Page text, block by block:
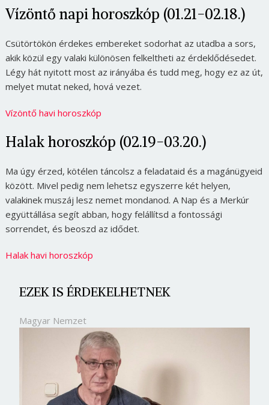
Vízöntő napi horoszkóp (01.21-02.18.)
Csütörtökön érdekes embereket sodorhat az utadba a sors,
akik közül egy valaki különösen felkeltheti az érdeklődésedet.
Légy hát nyitott most az irányába és tudd meg, hogy ez az út,
melyet mutat neked, hová vezet.
Vízöntő havi horoszkóp
Halak horoszkóp (02.19-03.20.)
Ma úgy érzed, kötélen táncolsz a feladataid és a magánügyeid
között. Mivel pedig nem lehetsz egyszerre két helyen,
valakinek muszáj lesz nemet mondanod. A Nap és a Merkúr
együttállása segít abban, hogy felállítsd a fontossági
sorrendet, és beoszd az idődet.
Halak havi horoszkóp
EZEK IS ÉRDEKELHETNEK
Magyar Nemzet